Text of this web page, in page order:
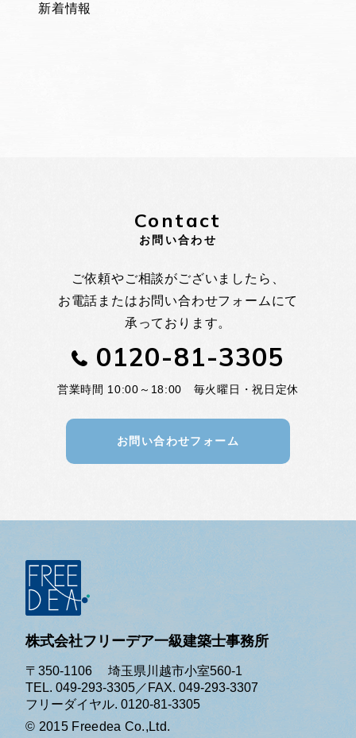
新着情報
Contact
お問い合わせ
ご依頼やご相談がございましたら、
お電話またはお問い合わせフォームにて
承っております。
0120-81-3305
営業時間 10:00～18:00 毎火曜日・祝日定休
お問い合わせフォーム
株式会社フリーデア一級建築士事務所
〒350-1106 埼玉県川越市小室560-1
TEL. 049-293-3305／FAX. 049-293-3307
フリーダイヤル. 0120-81-3305
© 2015 Freedea Co.,Ltd.